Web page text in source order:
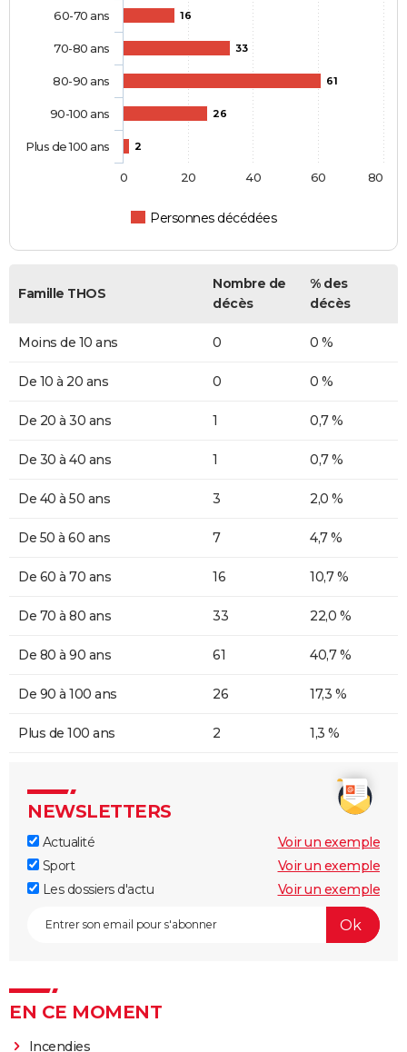
16
33
61
26
2
Personnes décédées
60-70 ans
70-80 ans
80-90 ans
90-100 ans
Plus de 100 ans
0 20 40 60 80
Famille THOS
Nombre de
décès
% des
décès
Moins de 10 ans 0 0 %
De 10 à 20 ans 0 0 %
De 20 à 30 ans 1 0,7 %
De 30 à 40 ans 1 0,7 %
De 40 à 50 ans 3 2,0 %
De 50 à 60 ans 7 4,7 %
De 60 à 70 ans 16 10,7 %
De 70 à 80 ans 33 22,0 %
De 80 à 90 ans 61 40,7 %
De 90 à 100 ans 26 17,3 %
Plus de 100 ans 2 1,3 %
NEWSLETTERS
Actualité
Voir un exemple
Sport
Voir un exemple
Les dossiers d'actu
Voir un exemple
EN CE MOMENT
Incendies